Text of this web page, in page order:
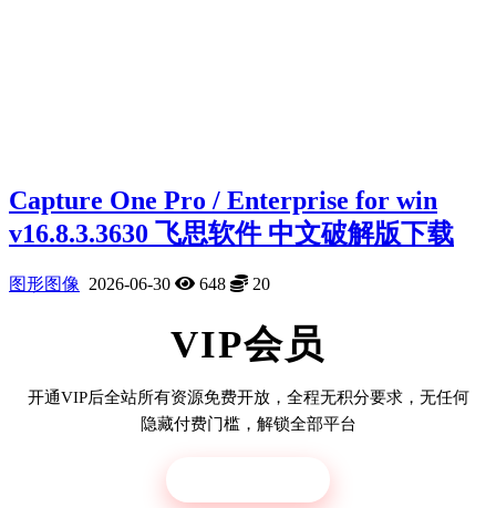
Capture One Pro / Enterprise for win
v16.8.3.3630 飞思软件 中文破解版下载
图形图像 2026-06-30 648 20
VIP会员
开通VIP后全站所有资源免费开放，全程无积分要求，无任何
隐藏付费门槛，解锁全部平台